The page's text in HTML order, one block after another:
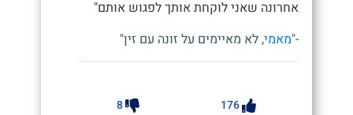
אחרונה שאני לוקחת אותך לפגוש אותם"
-"מאמי, לא מאיימים על זונה עם זין"
176
8